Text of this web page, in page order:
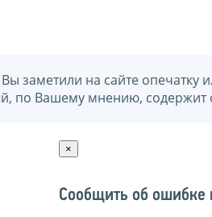
Вы заметили на сайте
по Вашему мнению,
×
Сообщить об ошибке